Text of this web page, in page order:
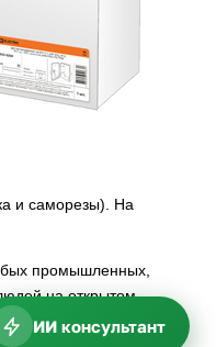
и саморезы). На
промышленных,
на открытом
ИИ консультант